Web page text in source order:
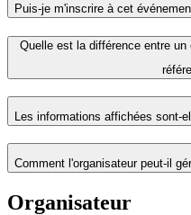
Puis-je m'inscrire à cet
Quelle est la différence entre
Les informations affichées sont-
Comment l'organisateur peut-il
Organisateur